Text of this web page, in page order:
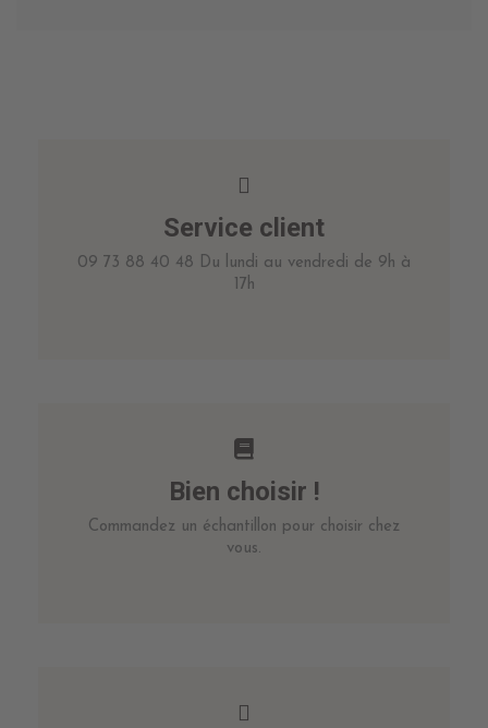
Service client
09 73 88 40 48 Du lundi au vendredi de 9h à
17h
Bien choisir !
Commandez un échantillon pour choisir chez
vous.